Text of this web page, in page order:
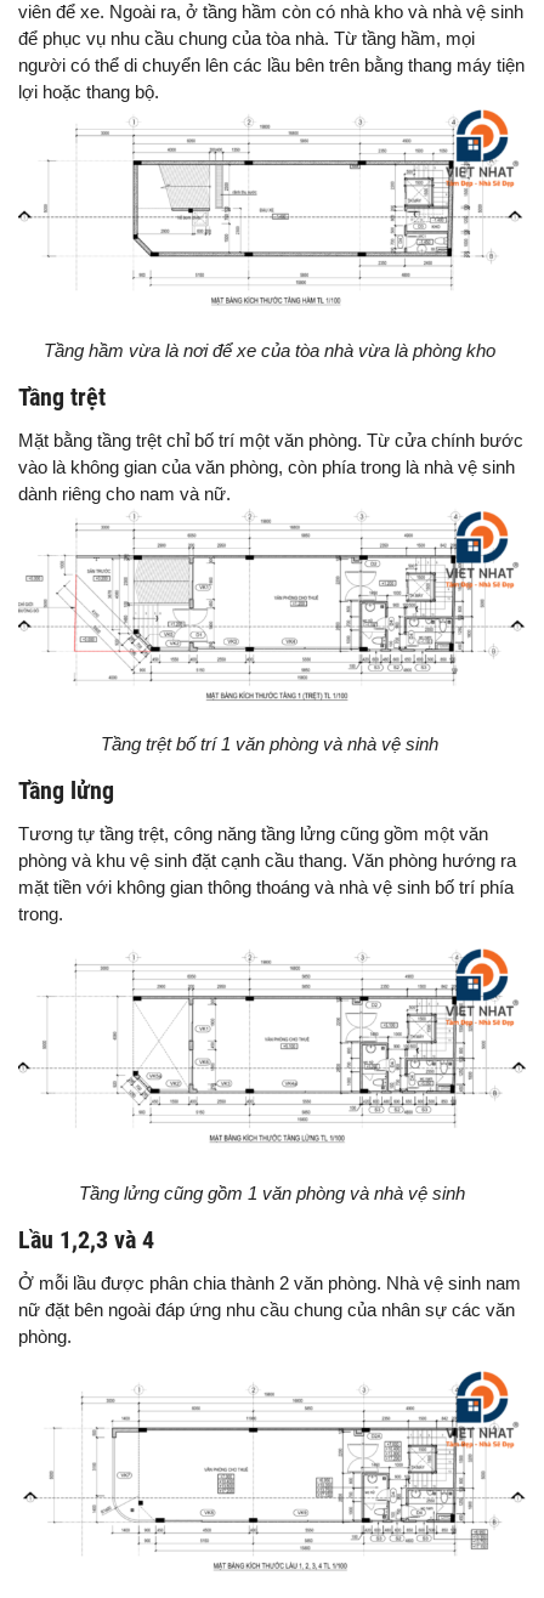
viên để xe. Ngoài ra, ở tầng hầm còn có nhà kho và nhà vệ sinh
để phục vụ nhu cầu chung của tòa nhà. Từ tầng hầm, mọi
người có thể di chuyển lên các lầu bên trên bằng thang máy tiện
lợi hoặc thang bộ.
Tầng hầm vừa là nơi để xe của tòa nhà vừa là phòng kho
Tầng trệt
Mặt bằng tầng trệt chỉ bố trí một văn phòng. Từ cửa chính bước
vào là không gian của văn phòng, còn phía trong là nhà vệ sinh
dành riêng cho nam và nữ.
Tầng trệt bố trí 1 văn phòng và nhà vệ sinh
Tầng lửng
Tương tự tầng trệt, công năng tầng lửng cũng gồm một văn
phòng và khu vệ sinh đặt cạnh cầu thang. Văn phòng hướng ra
mặt tiền với không gian thông thoáng và nhà vệ sinh bố trí phía
trong.
Tầng lửng cũng gồm 1 văn phòng và nhà vệ sinh
Lầu 1,2,3 và 4
Ở mỗi lầu được phân chia thành 2 văn phòng. Nhà vệ sinh nam
nữ đặt bên ngoài đáp ứng nhu cầu chung của nhân sự các văn
phòng.